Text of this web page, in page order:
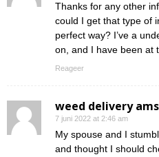
Thanks for any other
could I get that type of
perfect way? I’ve a
on, and I have been at
Reageer
weed delivery
7 juni 2022 at 2:46 am
My spouse and I
and thought I should